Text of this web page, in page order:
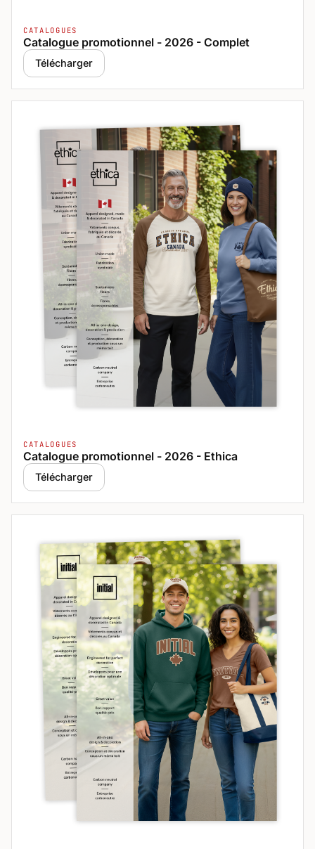
CATALOGUES
Catalogue promotionnel - 2026 - Complet
Télécharger
CATALOGUES
Catalogue promotionnel - 2026 - Ethica
Télécharger